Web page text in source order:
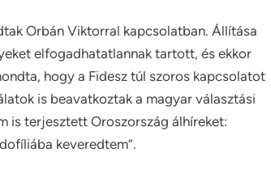
Orbán Viktorral kapcsolatban. Állítása
elfogadhatatlannak tartott, és ekkor
hogy a Fidesz túl szoros kapcsolatot
is beavatkoztak a magyar választási
is terjesztett Oroszország álhíreket:
keveredtem”.